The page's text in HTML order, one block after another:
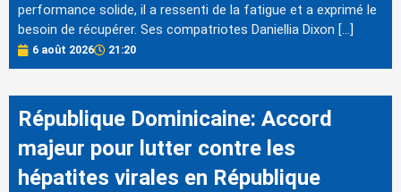
performance solide, il a ressenti de la fatigue et a exprimé le
besoin de récupérer. Ses compatriotes Daniellia Dixon […]
6 août 2026 21:20
République Dominicaine: Accord
majeur pour lutter contre les
hépatites virales en République